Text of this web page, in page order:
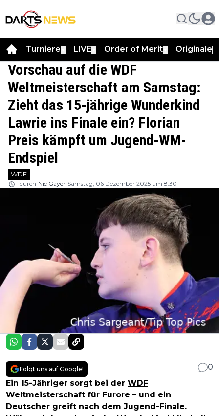
Turniere LIVE Order of Merit Originale
Vorschau auf die WDF
Weltmeisterschaft am Samstag:
Zieht das 15-jährige Wunderkind
Lawrie ins Finale ein? Florian
Preis kämpft um Jugend-WM-
Endspiel
WDF
durch Nic Gayer Samstag, 06 Dezember 2025 um 8:30
Folgt uns auf Google!
0
Ein 15-Jähriger sorgt bei der WDF
Weltmeisterschaft für Furore – und ein
Deutscher greift nach dem Jugend-Finale.